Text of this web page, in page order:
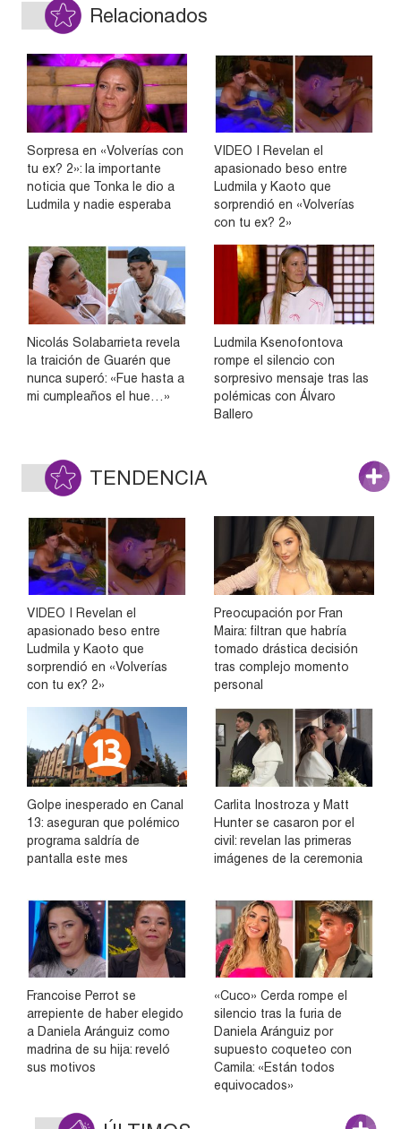
Relacionados
Sorpresa en «Volverías con
tu ex? 2»: la importante
noticia que Tonka le dio a
Ludmila y nadie esperaba
VIDEO | Revelan el
apasionado beso entre
Ludmila y Kaoto que
sorprendió en «Volverías
con tu ex? 2»
Nicolás Solabarrieta revela
la traición de Guarén que
nunca superó: «Fue hasta a
mi cumpleaños el hue…»
Ludmila Ksenofontova
rompe el silencio con
sorpresivo mensaje tras las
polémicas con Álvaro
Ballero
TENDENCIA
VIDEO | Revelan el
apasionado beso entre
Ludmila y Kaoto que
sorprendió en «Volverías
con tu ex? 2»
Preocupación por Fran
Maira: filtran que habría
tomado drástica decisión
tras complejo momento
personal
Golpe inesperado en Canal
13: aseguran que polémico
programa saldría de
pantalla este mes
Carlita Inostroza y Matt
Hunter se casaron por el
civil: revelan las primeras
imágenes de la ceremonia
Francoise Perrot se
arrepiente de haber elegido
a Daniela Aránguiz como
madrina de su hija: reveló
sus motivos
«Cuco» Cerda rompe el
silencio tras la furia de
Daniela Aránguiz por
supuesto coqueteo con
Camila: «Están todos
equivocados»